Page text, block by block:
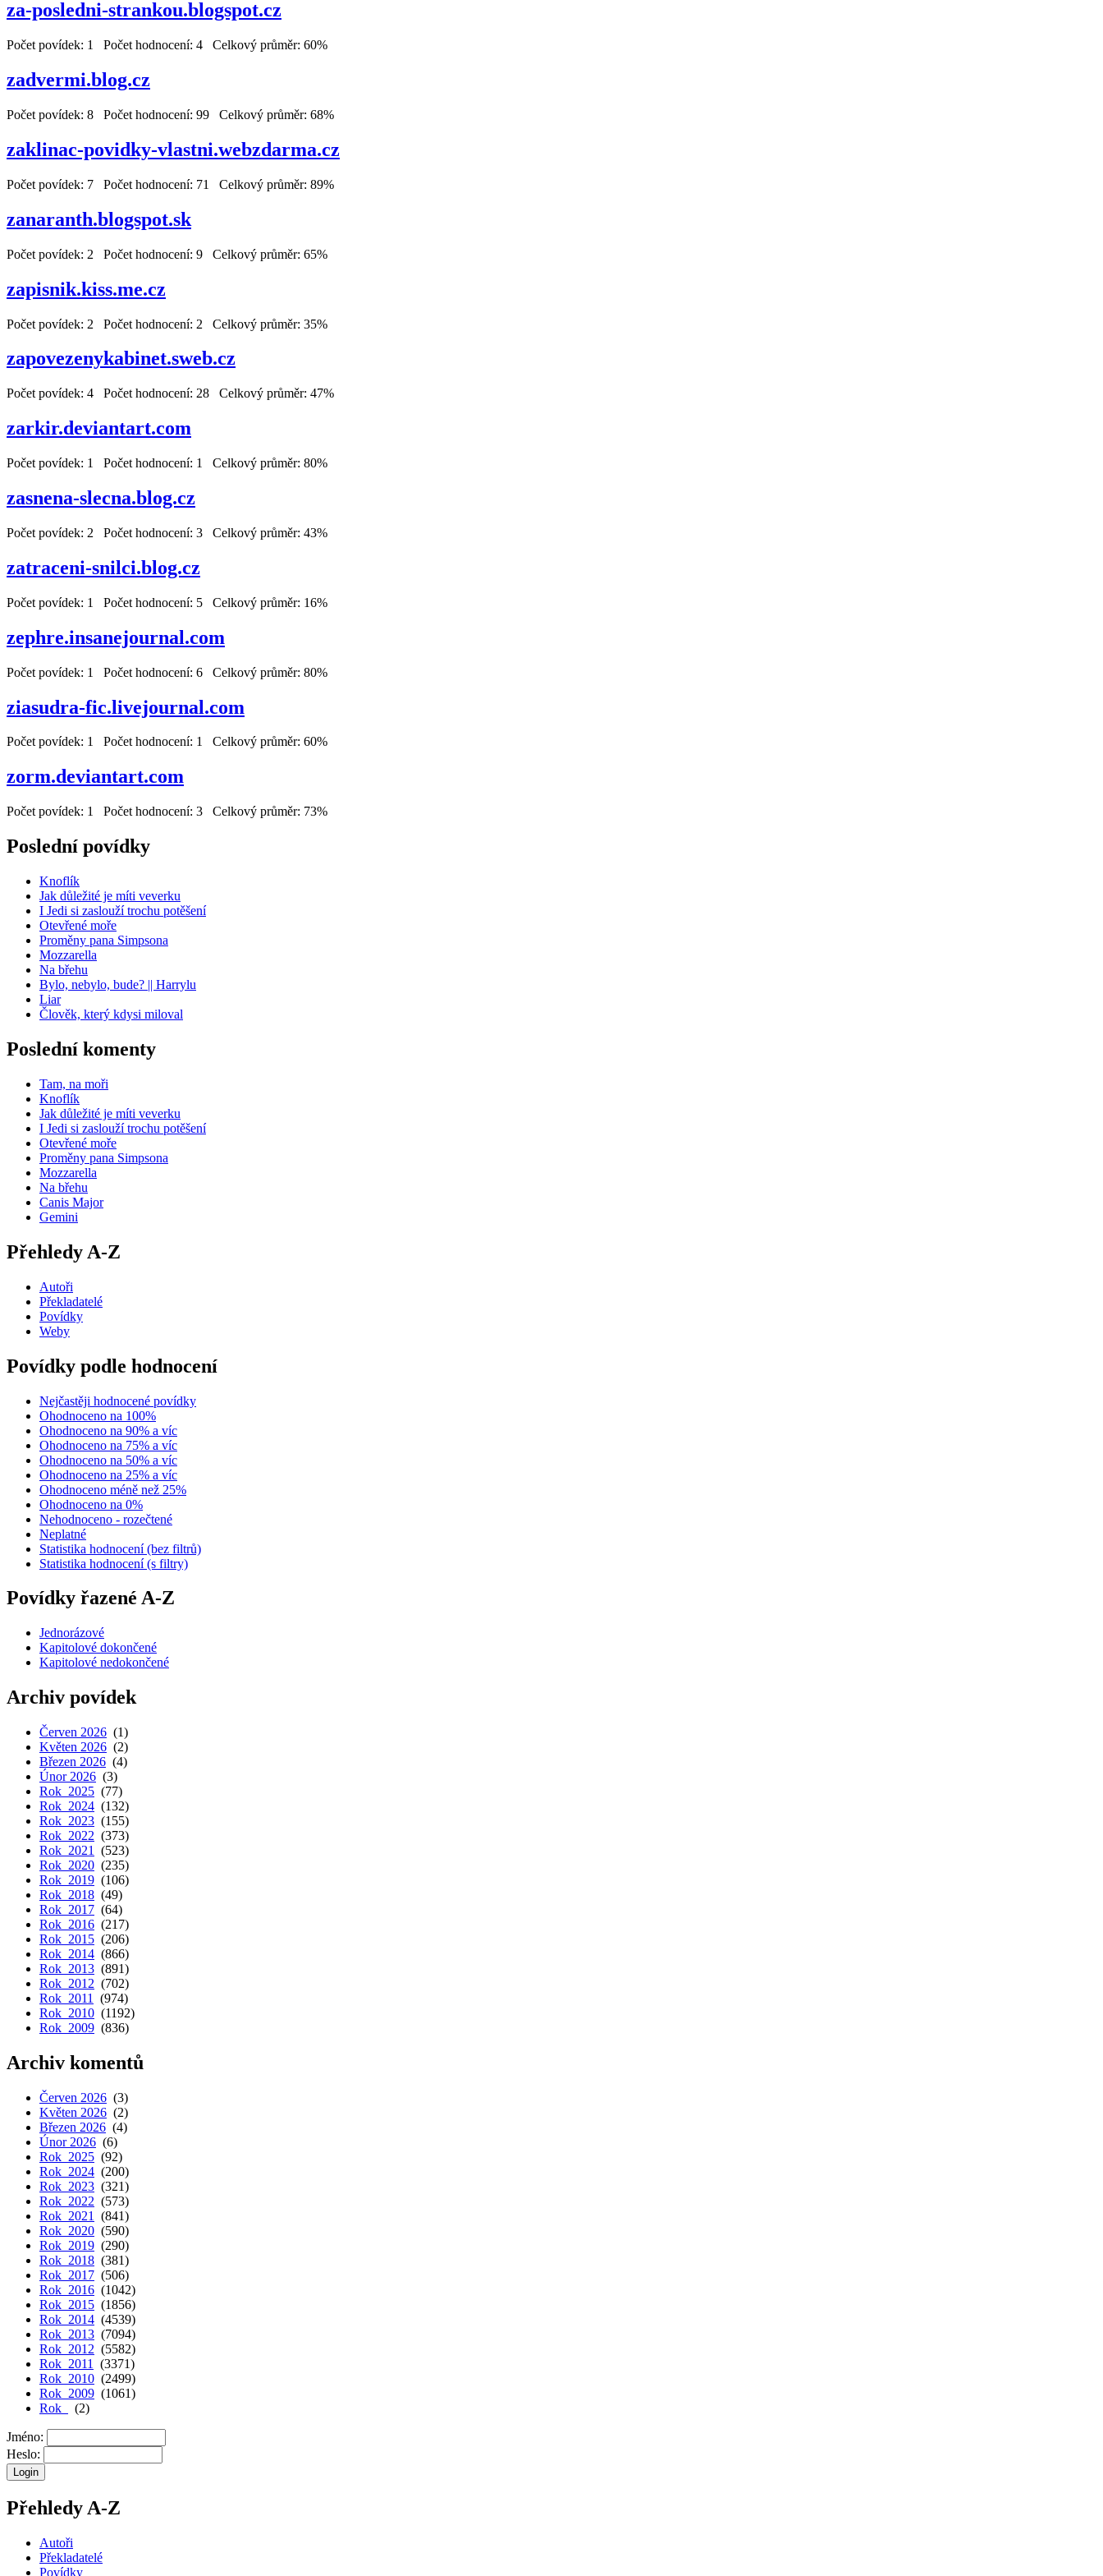
za-posledni-strankou.blogspot.cz
Počet povídek: 1 Počet hodnocení: 4 Celkový průměr: 60%
zadvermi.blog.cz
Počet povídek: 8 Počet hodnocení: 99 Celkový průměr: 68%
zaklinac-povidky-vlastni.webzdarma.cz
Počet povídek: 7 Počet hodnocení: 71 Celkový průměr: 89%
zanaranth.blogspot.sk
Počet povídek: 2 Počet hodnocení: 9 Celkový průměr: 65%
zapisnik.kiss.me.cz
Počet povídek: 2 Počet hodnocení: 2 Celkový průměr: 35%
zapovezenykabinet.sweb.cz
Počet povídek: 4 Počet hodnocení: 28 Celkový průměr: 47%
zarkir.deviantart.com
Počet povídek: 1 Počet hodnocení: 1 Celkový průměr: 80%
zasnena-slecna.blog.cz
Počet povídek: 2 Počet hodnocení: 3 Celkový průměr: 43%
zatraceni-snilci.blog.cz
Počet povídek: 1 Počet hodnocení: 5 Celkový průměr: 16%
zephre.insanejournal.com
Počet povídek: 1 Počet hodnocení: 6 Celkový průměr: 80%
ziasudra-fic.livejournal.com
Počet povídek: 1 Počet hodnocení: 1 Celkový průměr: 60%
zorm.deviantart.com
Počet povídek: 1 Počet hodnocení: 3 Celkový průměr: 73%
Poslední povídky
Knoflík
Jak důležité je míti veverku
I Jedi si zaslouží trochu potěšení
Otevřené moře
Proměny pana Simpsona
Mozzarella
Na břehu
Bylo, nebylo, bude? || Harrylu
Liar
Člověk, který kdysi miloval
Poslední komenty
Tam, na moři
Knoflík
Jak důležité je míti veverku
I Jedi si zaslouží trochu potěšení
Otevřené moře
Proměny pana Simpsona
Mozzarella
Na břehu
Canis Major
Gemini
Přehledy A-Z
Autoři
Překladatelé
Povídky
Weby
Povídky podle hodnocení
Nejčastěji hodnocené povídky
Ohodnoceno na 100%
Ohodnoceno na 90% a víc
Ohodnoceno na 75% a víc
Ohodnoceno na 50% a víc
Ohodnoceno na 25% a víc
Ohodnoceno méně než 25%
Ohodnoceno na 0%
Nehodnoceno - rozečtené
Neplatné
Statistika hodnocení (bez filtrů)
Statistika hodnocení (s filtry)
Povídky řazené A-Z
Jednorázové
Kapitolové dokončené
Kapitolové nedokončené
Archiv povídek
Červen 2026 (1)
Květen 2026 (2)
Březen 2026 (4)
Únor 2026 (3)
Rok 2025 (77)
Rok 2024 (132)
Rok 2023 (155)
Rok 2022 (373)
Rok 2021
(523)
Rok 2020 (235)
Rok 2019 (106)
Rok 2018 (49)
Rok 2017 (64)
Rok 2016 (217)
Rok 2015 (206)
Rok 2014 (866)
Rok 2013 (891)
Rok 2012 (702)
Rok 2011
(974)
Rok 2010 (1192)
Rok 2009 (836)
Archiv komentů
Červen 2026 (3)
Květen 2026 (2)
Březen 2026 (4)
Únor 2026 (6)
Rok 2025 (92)
Rok 2024 (200)
Rok 2023 (321)
Rok 2022 (573)
Rok 2021
(841)
Rok 2020 (590)
Rok 2019 (290)
Rok 2018 (381)
Rok 2017 (506)
Rok 2016 (1042)
Rok 2015 (1856)
Rok 2014 (4539)
Rok 2013 (7094)
Rok 2012 (5582)
Rok 2011
(3371)
Rok 2010 (2499)
Rok 2009 (1061)
Rok
(2)
Jméno:
Heslo:
Přehledy A-Z
Autoři
Překladatelé
Povídky